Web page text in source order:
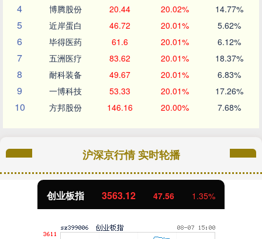
4 博腾股份 20.44 20.02% 14.77%
5 近岸蛋白 46.72 20.01% 5.62%
6 毕得医药 61.6 20.01% 6.12%
7 五洲医疗 83.62 20.01% 18.37%
8 耐科装备 49.67 20.01% 6.83%
9 一博科技 53.33 20.01% 17.26%
10 方邦股份 146.16 20.00% 7.68%
沪深京行情 实时轮播
创业板指 3563.12 47.56 1.35%